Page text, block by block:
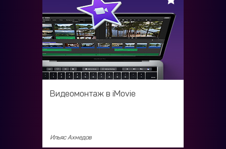
Видеомонтаж в iMovie
Ильяс Ахмедов